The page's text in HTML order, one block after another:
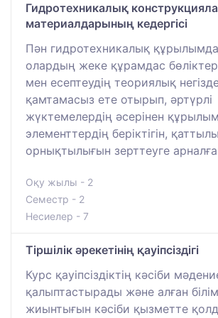
Гидротехникалық
материалдарының кедергісі
Пән гидротехникалық
олардың жеке құрамдас
мен есептеудің теориялық
қамтамасыз ете отырып, әртүрлі
жүктемелердің әсерінен
элементтердің беріктігін,
орнықтылығын зерттеуге
Оқу жылы - 2
Семестр - 2
Несиелер - 7
Тіршілік әрекетінің қауіпсіздігі
Курс қауіпсіздіктің кәсіби
қалыптастырады және алған
жиынтығын кәсіби қызметте